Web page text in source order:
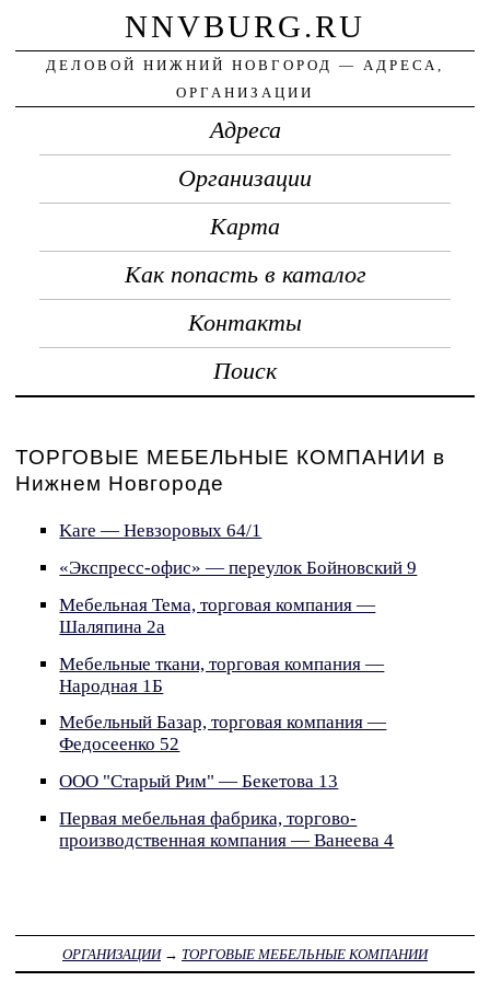
NNVBURG.RU
ДЕЛОВОЙ НИЖНИЙ НОВГОРОД — АДРЕСА,
ОРГАНИЗАЦИИ
Адреса
Организации
Карта
Как попасть в каталог
Контакты
Поиск
ТОРГОВЫЕ МЕБЕЛЬНЫЕ КОМПАНИИ в
Нижнем Новгороде
Kare — Невзоровых 64/1
«Экспресс-офис» — переулок Бойновский 9
Мебельная Тема, торговая компания —
Шаляпина 2а
Мебельные ткани, торговая компания —
Народная 1Б
Мебельный Базар, торговая компания —
Федосеенко 52
ООО "Старый Рим" — Бекетова 13
Первая мебельная фабрика, торгово-
производственная компания — Ванеева 4
ОРГАНИЗАЦИИ→ ТОРГОВЫЕ МЕБЕЛЬНЫЕ КОМПАНИИ